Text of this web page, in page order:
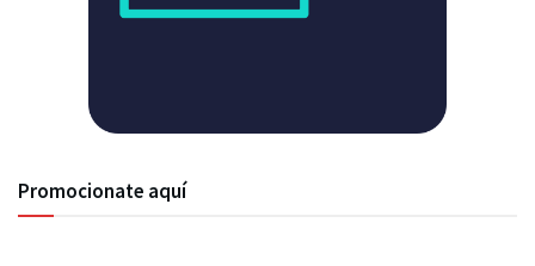
Promocionate aquí